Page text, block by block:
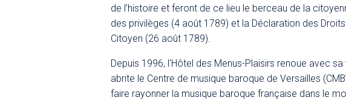
de l’histoire et feront de ce lieu le berceau de la
des privilèges (4 août 1789) et la Déclaration des
Citoyen (26 août 1789).
Depuis 1996, l'Hôtel des Menus-Plaisirs renoue avec
abrite le Centre de musique baroque de Versailles
faire rayonner la musique baroque française dans le